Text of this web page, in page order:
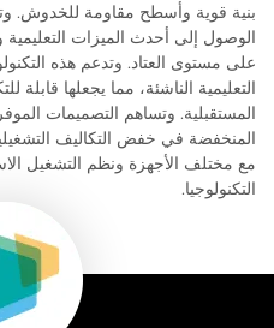
بنية قوية وأسطح مقاومة للخدوش.
الوصول إلى أحدث الميزات
على مستوى العتاد. وتدعم هذه
التعليمية الناشئة، مما يجعلها قابلة
المستقبلية. وتساهم التصميمات
المنخفضة في خفض التكاليف
مع مختلف الأجهزة ونظم التشغيل
التكنولوجيا.